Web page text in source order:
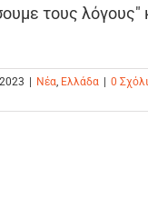
τους λόγους"
Νέα, Ελλάδα 0